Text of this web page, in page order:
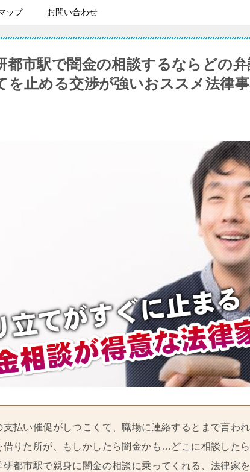
ップ お問い合わせ
都市駅で闇金の相談するならどの
を止める交渉が強いおススメ法律
支払い催促がしつこくて、職場に連絡するとまで言わ
借りた所が、もしかしたら闇金かも…どこに相談した
研都市駅で親身に闇金の相談に乗ってくれる、法律家を